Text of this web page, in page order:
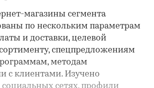
магазины сегмента
по нескольким параметрам
и доставки, целевой
спецпредложениям
методам
с клиентами. Изучено
социальных сетях, профили